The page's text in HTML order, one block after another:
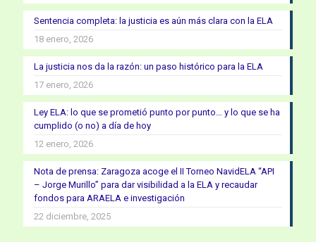
Sentencia completa: la justicia es aún más clara con la ELA
18 enero, 2026
La justicia nos da la razón: un paso histórico para la ELA
17 enero, 2026
Ley ELA: lo que se prometió punto por punto… y lo que se ha
cumplido (o no) a día de hoy
12 enero, 2026
Nota de prensa: Zaragoza acoge el II Torneo NavidELA “API
– Jorge Murillo” para dar visibilidad a la ELA y recaudar
fondos para ARAELA e investigación
22 diciembre, 2025